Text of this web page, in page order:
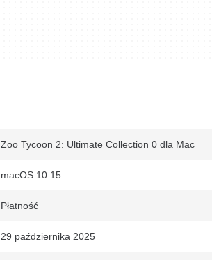
Zoo Tycoon 2: Ultimate Collection 0 dla Mac
macOS 10.15
Płatność
29 października 2025